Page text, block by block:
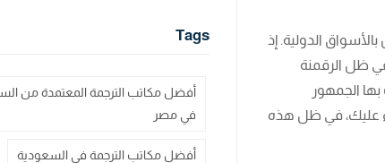
الدولية. إذ
ظل الرقمنة
الجمهور
عليك، في ظل هذه
Tags
أفضل مكاتب الترجمة المعتمدة من
في مصر
أفضل مكاتب الترجمة في السعودية